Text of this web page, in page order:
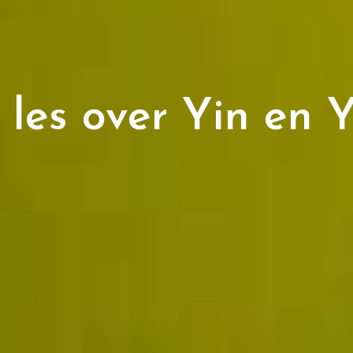
les over Yin en